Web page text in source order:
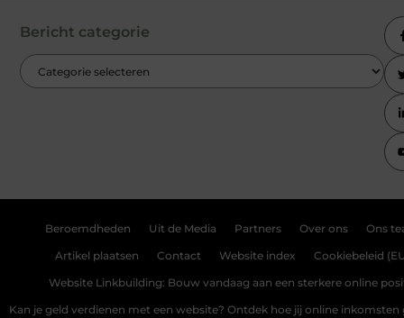
Bericht categorie
Beroemdheden Uit de Media Partners Over ons Ons
Artikel plaatsen Contact Website index Cookiebeleid
Website Linkbuilding: Bouw vandaag aan een sterkere online
Kan je geld verdienen met een website? Ontdek hoe jij online inkomsten